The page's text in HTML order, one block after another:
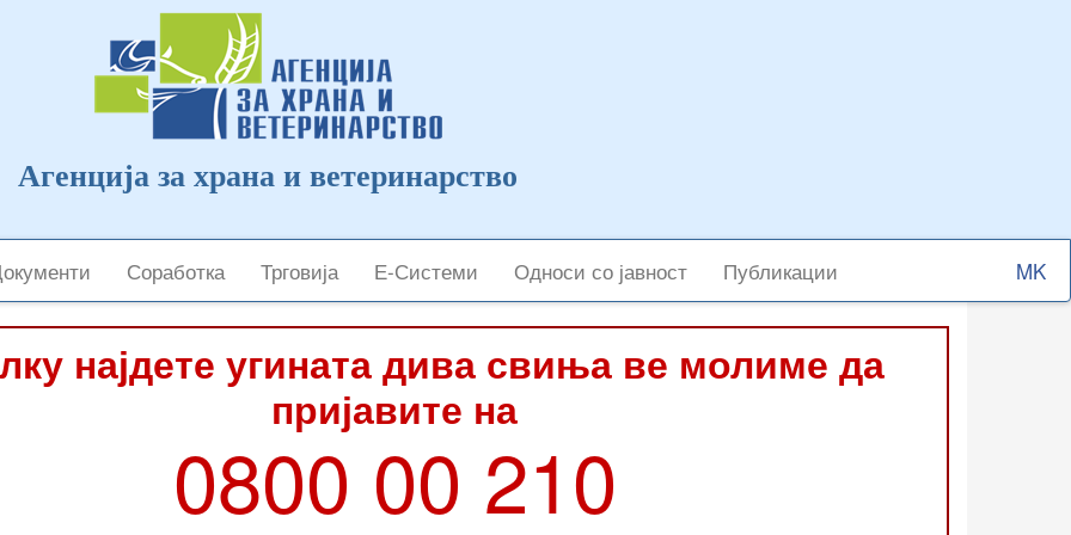
Агенција за храна и ветеринарство
Соработка Трговија Е-Системи Односи со јавност Публикации
Select
your
најдете угината дива свиња ве молиме да
пријавите на
0800 00 210